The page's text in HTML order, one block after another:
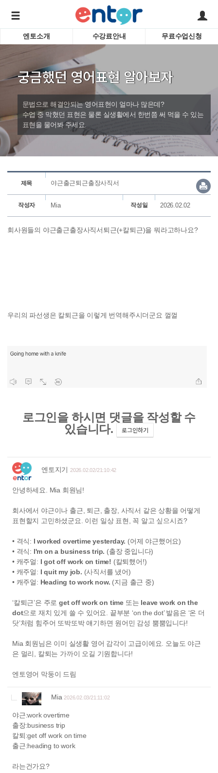
학습도우미 G1
바로가기
서비스안내
강사소개
회사소개
어린이
영자신
수업
엔토소개 수강료안내 무료수업신청
궁금했던 영어표현 알아보자
문법으로 해결안되는 영어표현이 얼마나 많은데?
수업 중 막혔던 표현은 물론 실생활에서 한번쯤 써 먹을 수 있는
표현을 물어봐 주세요.
제목 야근출근퇴근출장사직서
작성자 Mia 작성일 2026.02.02
회사원들의 야근출근출장사직서퇴근(+칼퇴근)을 뭐라고하나요?
우리의 파선생은 칼퇴근을 이렇게 번역해주시더군요 껄껄